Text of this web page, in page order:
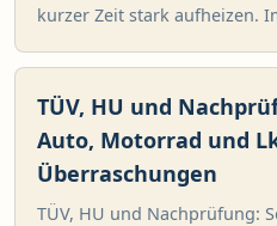
kurzer Zeit stark aufheizen.
TÜV, HU und
Auto, Motorrad und
Überraschungen
TÜV, HU und Nachprüfung: